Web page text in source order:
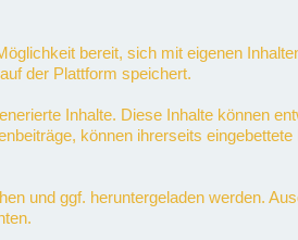
bereit, sich mit eigenen
der Plattform speichert.
Inhalte. Diese Inhalte können
können ihrerseits
und ggf. heruntergeladen werden.